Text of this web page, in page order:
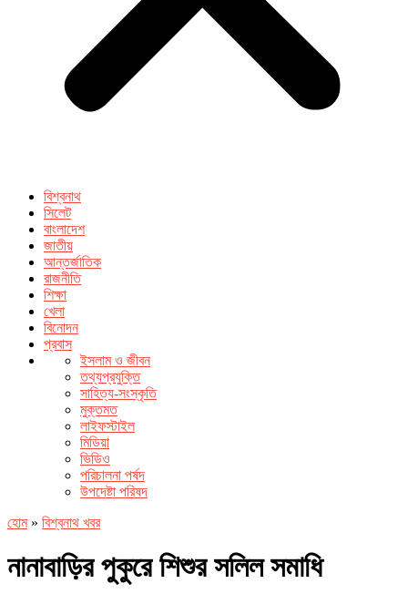
বিশ্বনাথ
সিলেট
বাংলাদেশ
জাতীয়
আন্তর্জাতিক
রাজনীতি
শিক্ষা
খেলা
বিনোদন
প্রবাস
ইসলাম ও জীবন
তথ্যপ্রযুক্তি
সাহিত্য-সংস্কৃতি
মুক্তমত
লাইফস্টাইল
মিডিয়া
ভিডিও
পরিচালনা পর্ষদ
উপদেষ্টা পরিষদ
হোম» বিশ্বনাথ খবর
নানাবাড়ির পুকুরে শিশুর সলিল সমাধি